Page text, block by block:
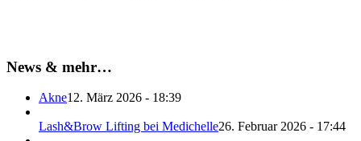
News & mehr…
Akne12. März 2026 - 18:39
Lash&Brow Lifting bei Medichelle26. Februar 2026 - 17:44